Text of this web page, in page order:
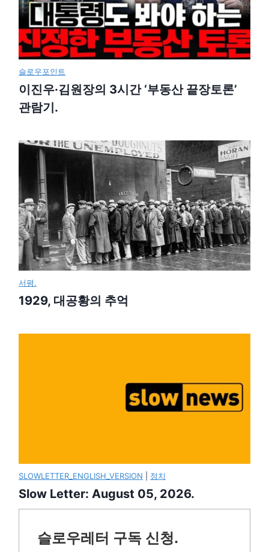
슬로우포인트
이진우·김원장의 3시간 ‘부동산 끝장토론’
관람기.
서평.
1929, 대공황의 추억
SLOWLETTER_ENGLISH_VERSION 정치
Slow Letter: August 05, 2026.
슬로우레터 구독 신청.